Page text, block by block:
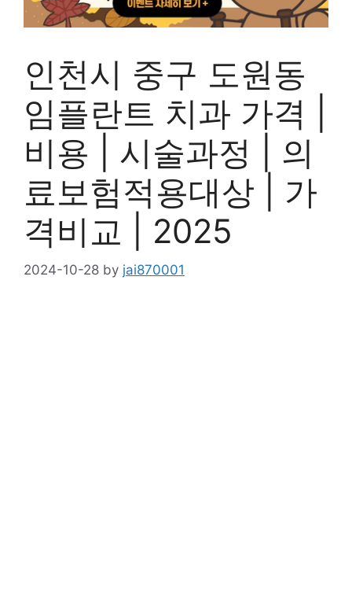
인천시 중구 도원동
임플란트 치과 가격 |
비용 | 시술과정 | 의
료보험적용대상 | 가
격비교 | 2025
2024-10-28 by jai870001